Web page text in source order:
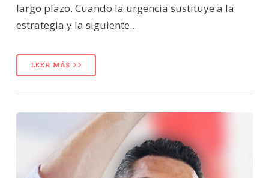
largo plazo. Cuando la urgencia sustituye a la
estrategia y la siguiente...
LEER MÁS